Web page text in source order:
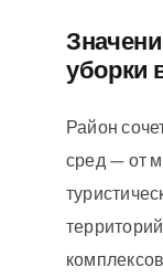
уборки
Район
сред — от